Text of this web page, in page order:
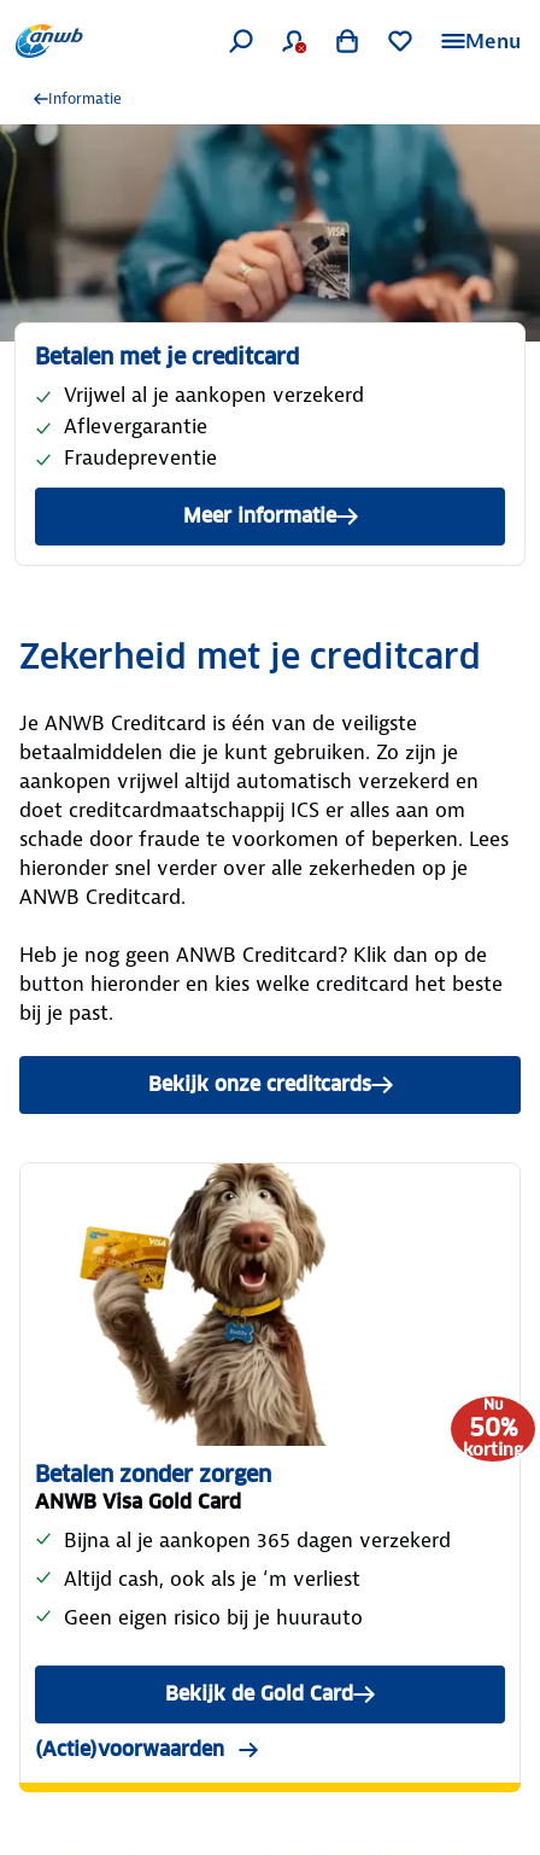
Menu
Informatie
Betalen met je creditcard
Vrijwel al je aankopen verzekerd
Aflevergarantie
Fraudepreventie
Meer informatie
Zekerheid met je creditcard
Je ANWB Creditcard is één van de veiligste
betaalmiddelen die je kunt gebruiken. Zo zijn je
aankopen vrijwel altijd automatisch verzekerd en
doet creditcardmaatschappij ICS er alles aan om
schade door fraude te voorkomen of beperken. Lees
hieronder snel verder over alle zekerheden op je
ANWB Creditcard.
Heb je nog geen ANWB Creditcard? Klik dan op de
button hieronder en kies welke creditcard het beste
bij je past.
Bekijk onze creditcards
Nu
50%
korting
Betalen zonder zorgen
ANWB Visa Gold Card
Bijna al je aankopen 365 dagen verzekerd
Altijd cash, ook als je ‘m verliest
Geen eigen risico bij je huurauto
Bekijk de Gold Card
(Actie)voorwaardenDe (actie)voorwaarden vind je